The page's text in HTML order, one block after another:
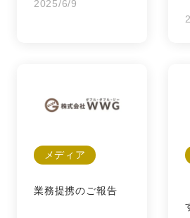
2025/6/9
メディア
業務提携のご報告